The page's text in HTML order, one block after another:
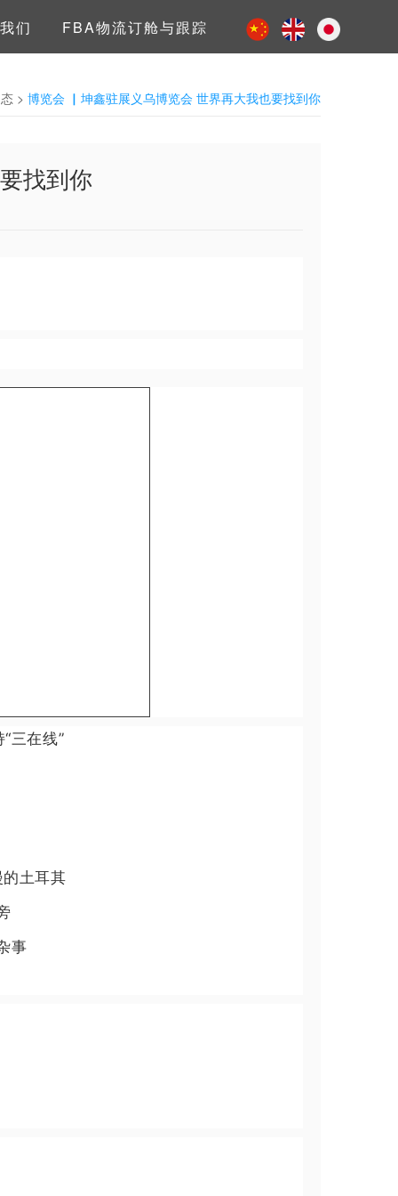
们 FBA物流订舱与跟踪
> 博览会 ▏坤鑫驻展义乌博览会 世界再大我也要找到你
找到你
三在线”
土耳其
事